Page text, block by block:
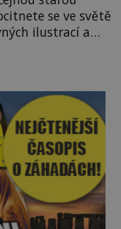
se ve světě
ilustrací a
všem
kodex patří mezi
vznikl ani co